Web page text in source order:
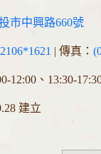
市中興路660號
| 傳真：
12:00、13:30-
建立